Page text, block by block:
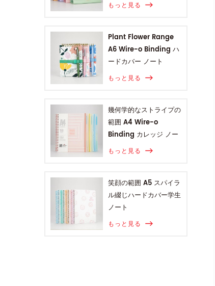
もっと見る
Plant Flower Range
A6 Wire-o Binding ハ
ードカバー ノート
もっと見る
幾何学的なストライプの
範囲 A4 Wire-o
Binding カレッジ ノー
ト
もっと見る
笑顔の範囲 A5 スパイラ
ル綴じハードカバー学生
ノート
もっと見る